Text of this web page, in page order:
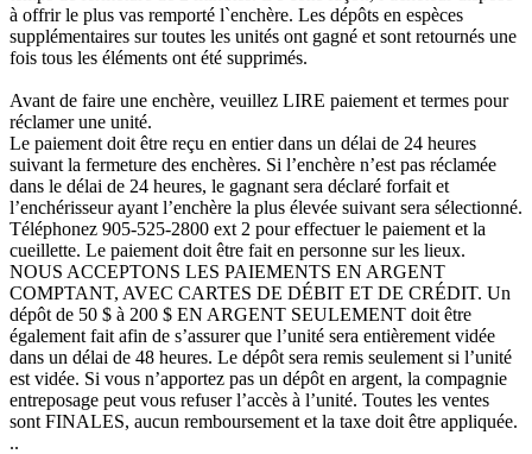
à offrir le plus vas remporté l`enchère. Les dépôts en espèces
supplémentaires sur toutes les unités ont gagné et sont retournés une
fois tous les éléments ont été supprimés.
Avant de faire une enchère, veuillez LIRE paiement et termes pour
réclamer une unité.
Le paiement doit être reçu en entier dans un délai de 24 heures
suivant la fermeture des enchères. Si l’enchère n’est pas réclamée
dans le délai de 24 heures, le gagnant sera déclaré forfait et
l’enchérisseur ayant l’enchère la plus élevée suivant sera sélectionné.
Téléphonez 905-525-2800 ext 2 pour effectuer le paiement et la
cueillette. Le paiement doit être fait en personne sur les lieux.
NOUS ACCEPTONS LES PAIEMENTS EN ARGENT
COMPTANT, AVEC CARTES DE DÉBIT ET DE CRÉDIT. Un
dépôt de 50 $ à 200 $ EN ARGENT SEULEMENT doit être
également fait afin de s’assurer que l’unité sera entièrement vidée
dans un délai de 48 heures. Le dépôt sera remis seulement si l’unité
est vidée. Si vous n’apportez pas un dépôt en argent, la compagnie
entreposage peut vous refuser l’accès à l’unité. Toutes les ventes
sont FINALES, aucun remboursement et la taxe doit être appliquée.
..